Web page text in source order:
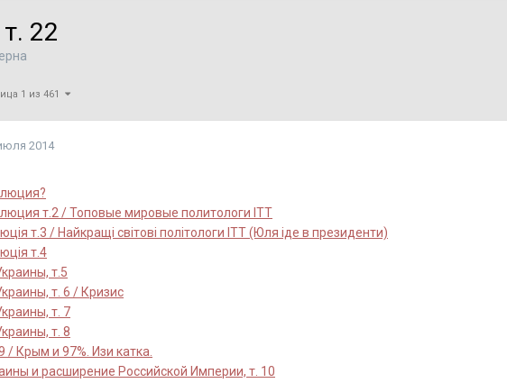
22
1 из 461
2014
т.2 / Топовые мировые политологи ITT
т.3 / Найкращi свiтовi полiтологи ITT (Юля iде в президенти)
т.4
т.5
т. 6 / Кризис
т. 7
т. 8
/ Крым и 97%. Изи катка.
и расширение Российской Империи, т. 10